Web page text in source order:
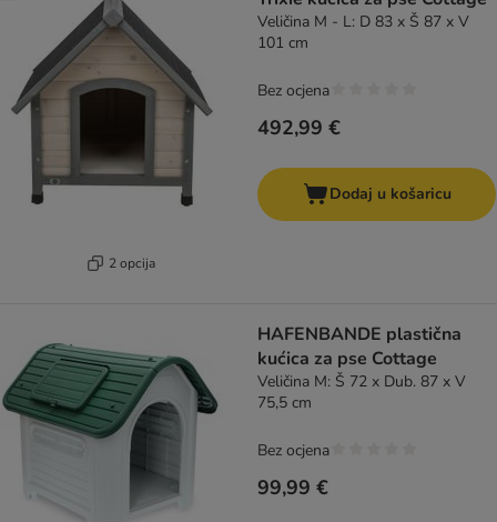
2 opcija
Veličina M - L: D 83 x Š 87 x V
101 cm
492,99 €
Bez ocjena
Dodaj u košaricu
HAFENBANDE plastična
kućica za pse Cottage
Veličina M: Š 72 x Dub. 87 x V
75,5 cm
99,99 €
Bez ocjena